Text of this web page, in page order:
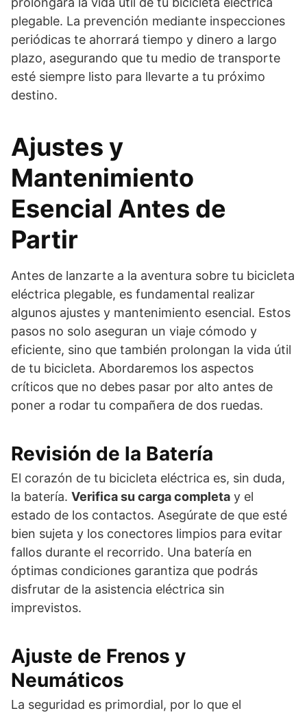
plegable. La prevención mediante inspecciones
periódicas te ahorrará tiempo y dinero a largo
plazo, asegurando que tu medio de transporte
esté siempre listo para llevarte a tu próximo
destino.
Ajustes y
Mantenimiento
Esencial Antes de
Partir
Antes de lanzarte a la aventura sobre tu bicicleta
eléctrica plegable, es fundamental realizar
algunos ajustes y mantenimiento esencial. Estos
pasos no solo aseguran un viaje cómodo y
eficiente, sino que también prolongan la vida útil
de tu bicicleta. Abordaremos los aspectos
críticos que no debes pasar por alto antes de
poner a rodar tu compañera de dos ruedas.
Revisión de la Batería
El corazón de tu bicicleta eléctrica es, sin duda,
la batería. Verifica su carga completa y el
estado de los contactos. Asegúrate de que esté
bien sujeta y los conectores limpios para evitar
fallos durante el recorrido. Una batería en
óptimas condiciones garantiza que podrás
disfrutar de la asistencia eléctrica sin
imprevistos.
Ajuste de Frenos y
Neumáticos
La seguridad es primordial, por lo que el